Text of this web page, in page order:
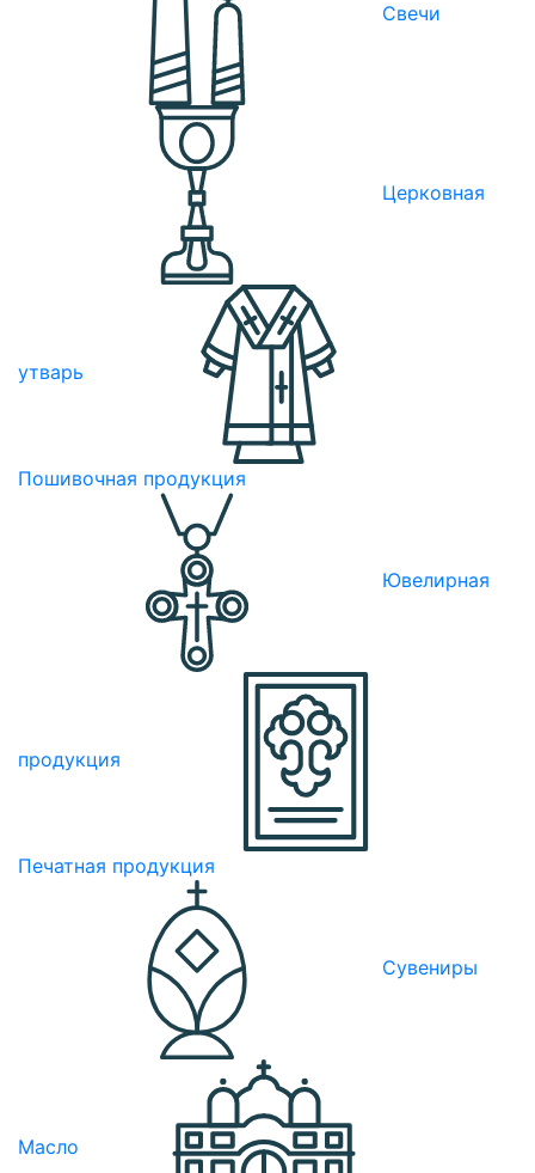
Свечи
Церковная
утварь
Пошивочная продукция
Ювелирная
продукция
Печатная продукция
Сувениры
Масло